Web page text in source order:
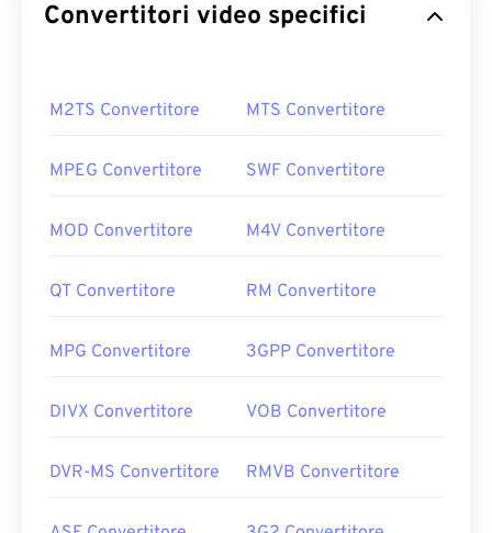
Convertitori video specifici
M2TS Convertitore MTS Convertitore
MPEG Convertitore SWF Convertitore
MOD Convertitore M4V Convertitore
QT Convertitore RM Convertitore
MPG Convertitore 3GPP Convertitore
DIVX Convertitore VOB Convertitore
DVR-MS Convertitore RMVB Convertitore